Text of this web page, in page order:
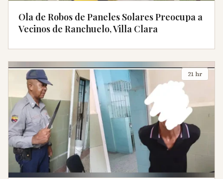
Ola de Robos de Paneles Solares Preocupa a
Vecinos de Ranchuelo, Villa Clara
21 hr